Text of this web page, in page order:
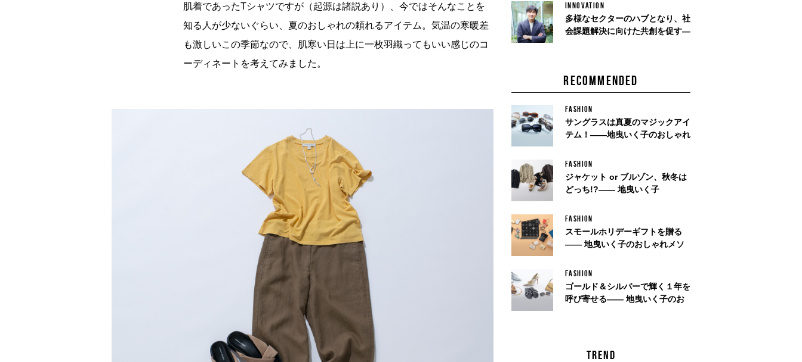
肌着であったTシャツですが（起源は諸説あり）、今ではそんなことを
知る人が少ないぐらい、夏のおしゃれの頼れるアイテム。気温の寒暖差
も激しいこの季節なので、肌寒い日は上に一枚羽織ってもいい感じのコ
ーディネートを考えてみました。
INNOVATION
多様なセクターのハブとなり、社
会課題解決に向けた共創を促す—
RECOMMENDED
FASHION
サングラスは真夏のマジックアイ
テム！——地曳いく子のおしゃれ
FASHION
ジャケット or ブルゾン、秋冬は
どっち!?—— 地曳いく子
FASHION
スモールホリデーギフトを贈る
—— 地曳いく子のおしゃれメソ
FASHION
ゴールド＆シルバーで輝く１年を
呼び寄せる—— 地曳いく子のお
TREND